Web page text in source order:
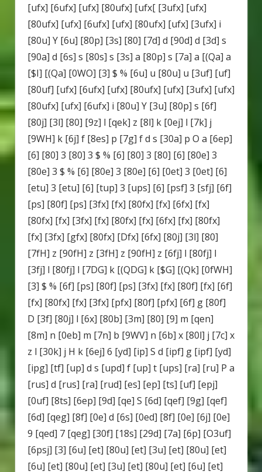
[ufx] [6ufx] [ufx] [80ufx] [ufx[ [3ufx] [ufx]
[80ufx] [ufx] [6ufx] [ufx] [80ufx] [ufx] [3ufx] i
[80u] Y [6u] [80p] [3s] [80] [7d] d [90d] d [3d] s
[90a] d [6s] s [80s] s [3s] a [80p] s [7a] a [(Qa] a
[$I] [(Qa] [0WO] [3] $ % [6u] u [80u] u [3uf] [uf]
[80uf] [ufx] [6ufx] [ufx] [80ufx] [ufx] [3ufx] [ufx]
[80ufx] [ufx] [6ufx] i [80u] Y [3u] [80p] s [6f]
[80j] [3l] [80] [9z] l [qek] z [8l] k [0ej] l [7k] j
[9WH] k [6j] f [8es] p [7g] f d s [30a] p O a [6ep]
[6] [80] 3 [80] 3 $ % [6] [80] 3 [80] [6] [80e] 3
[80e] 3 $ % [6] [80e] 3 [80e] [6] [0et] 3 [0et] [6]
[etu] 3 [etu] [6] [tup] 3 [ups] [6] [psf] 3 [sfj] [6f]
[ps] [80f] [ps] [3fx] [fx] [80fx] [fx] [6fx] [fx]
[80fx] [fx] [3fx] [fx] [80fx] [fx] [6fx] [fx] [80fx]
[fx] [3fx] [gfx] [80fx] [Dfx] [6fx] [80j] [3l] [80]
[7fH] z [90fH] z [3fH] z [90fH] z [6fj] l [80fj] l
[3fj] l [80fj] l [7DG] k [(QDG] k [$G] [(Qk] [0fWH]
[3] $ % [6f] [ps] [80f] [ps] [3fx] [fx] [80f] [fx] [6f]
[fx] [80fx] [fx] [3fx] [pfx] [80f] [pfx] [6f] g [80f]
D [3f] [80j] l [6x] [80b] [3m] [80] [9] m [qen]
[8m] n [0eb] m [7n] b [9WV] n [6b] x [80l] j [7c] x
z l [30k] j H k [6ej] 6 [yd] [ip] S d [ipf] g [ipf] [yd]
[ipg] [tf] [up] d s [upd] f [up] t [ups] [ra] [ru] P a
[rus] d [rus] [ra] [rud] [es] [ep] [ts] [uf] [epj]
[0uf] [8ts] [6ep] [9d] [qe] S [6d] [qef] [9g] [qef]
[6d] [qeg] [8f] [0e] d [6s] [0ed] [8f] [0e] [6j] [0e]
9 [qed] 7 [qeg] [30f] [18s] [29d] [7a] [6p] [O3uf]
[6psj] [3] [6u] [et] [80u] [et] [3u] [et] [80u] [et]
[6u] [et] [80u] [et] [3u] [et] [80u] [et] [6u] [et]